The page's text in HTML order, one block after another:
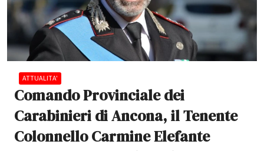
ATTUALITA'
Comando Provinciale dei
Carabinieri di Ancona, il Tenente
Colonnello Carmine Elefante